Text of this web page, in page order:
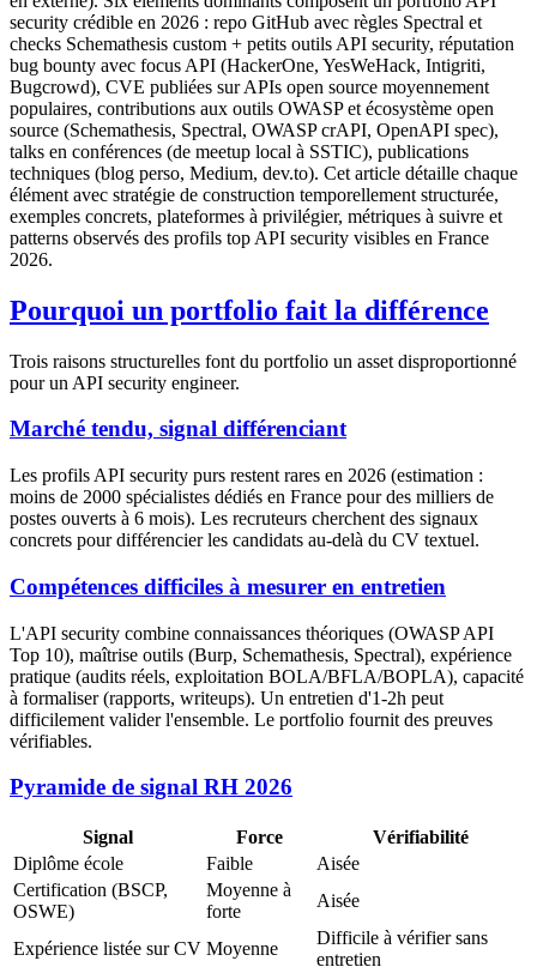
security crédible en 2026 : repo GitHub avec règles Spectral et
checks Schemathesis custom + petits outils API security, réputation
bug bounty avec focus API (HackerOne, YesWeHack, Intigriti,
Bugcrowd), CVE publiées sur APIs open source moyennement
populaires, contributions aux outils OWASP et écosystème open
source (Schemathesis, Spectral, OWASP crAPI, OpenAPI spec),
talks en conférences (de meetup local à SSTIC), publications
techniques (blog perso, Medium, dev.to). Cet article détaille chaque
élément avec stratégie de construction temporellement structurée,
exemples concrets, plateformes à privilégier, métriques à suivre et
patterns observés des profils top API security visibles en France
2026.
Pourquoi un portfolio fait la différence
Trois raisons structurelles font du portfolio un asset disproportionné
pour un API security engineer.
Marché tendu, signal différenciant
Les profils API security purs restent rares en 2026 (estimation :
moins de 2000 spécialistes dédiés en France pour des milliers de
postes ouverts à 6 mois). Les recruteurs cherchent des signaux
concrets pour différencier les candidats au-delà du CV textuel.
Compétences difficiles à mesurer en entretien
L'API security combine connaissances théoriques (OWASP API
Top 10), maîtrise outils (Burp, Schemathesis, Spectral), expérience
pratique (audits réels, exploitation BOLA/BFLA/BOPLA), capacité
à formaliser (rapports, writeups). Un entretien d'1-2h peut
difficilement valider l'ensemble. Le portfolio fournit des preuves
vérifiables.
Pyramide de signal RH 2026
Signal Force
Vérifiabilité
Diplôme école
Faible
Aisée
Certification (BSCP,
OSWE)
Moyenne à
forte
Aisée
Expérience listée sur CV Moyenne
Difficile à vérifier sans
entretien